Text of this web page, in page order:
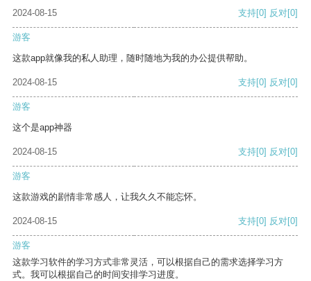
2024-08-15
支持[0] 反对[0]
游客
这款app就像我的私人助理，随时随地为我的办公提供帮助。
2024-08-15 支持[0] 反对[0]
游客
这个是app神器
2024-08-15 支持[0] 反对[0]
游客
这款游戏的剧情非常感人，让我久久不能忘怀。
2024-08-15 支持[0] 反对[0]
游客
这款学习软件的学习方式非常灵活，可以根据自己的需求选择学习方
式。我可以根据自己的时间安排学习进度。